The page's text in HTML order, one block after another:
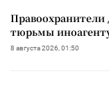
Правоохранители
тюрьмы
8 августа 2026, 01:50